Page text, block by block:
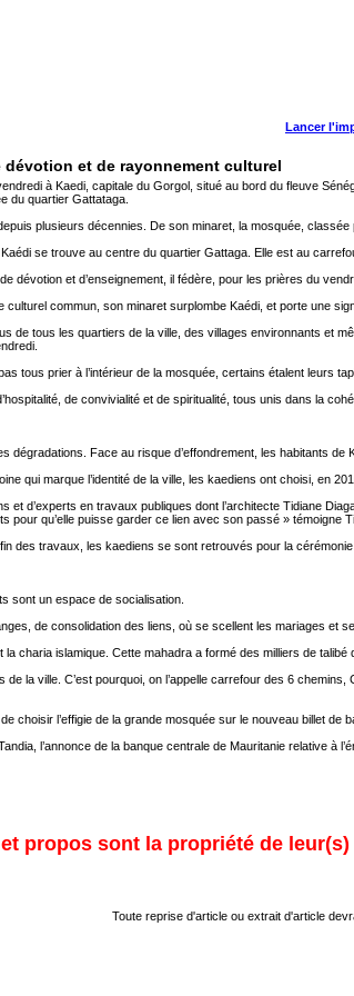
Lancer
dévotion et de rayonnement culturel
à Kaedi, capitale du Gorgol, situé au bord du fleuve
du quartier Gattataga.
plusieurs décennies. De son minaret, la mosquée,
se trouve au centre du quartier Gattaga. Elle est au
dévotion et d’enseignement, il fédère, pour les prières du
culturel commun, son minaret surplombe Kaédi, et porte une
de tous les quartiers de la ville, des villages environnants et
tous prier à l’intérieur de la mosquée, certains étalent leurs
de convivialité et de spiritualité, tous unis dans la
Face au risque d’effondrement, les habitants
qui marque l’identité de la ville, les kaediens ont choisi, en
et d’experts en travaux publiques dont l’architecte Tidiane
pour qu’elle puisse garder ce lien avec son passé » témoigne
des travaux, les kaediens se sont retrouvés pour la
sont un espace de socialisation.
de consolidation des liens, où se scellent les mariages
charia islamique. Cette mahadra a formé des milliers de
la ville. C’est pourquoi, on l’appelle carrefour des 6
choisir l’effigie de la grande mosquée sur le nouveau billet
l’annonce de la banque centrale de Mauritanie relative
propos sont la propriété de
Toute reprise d'article ou extrait d'article